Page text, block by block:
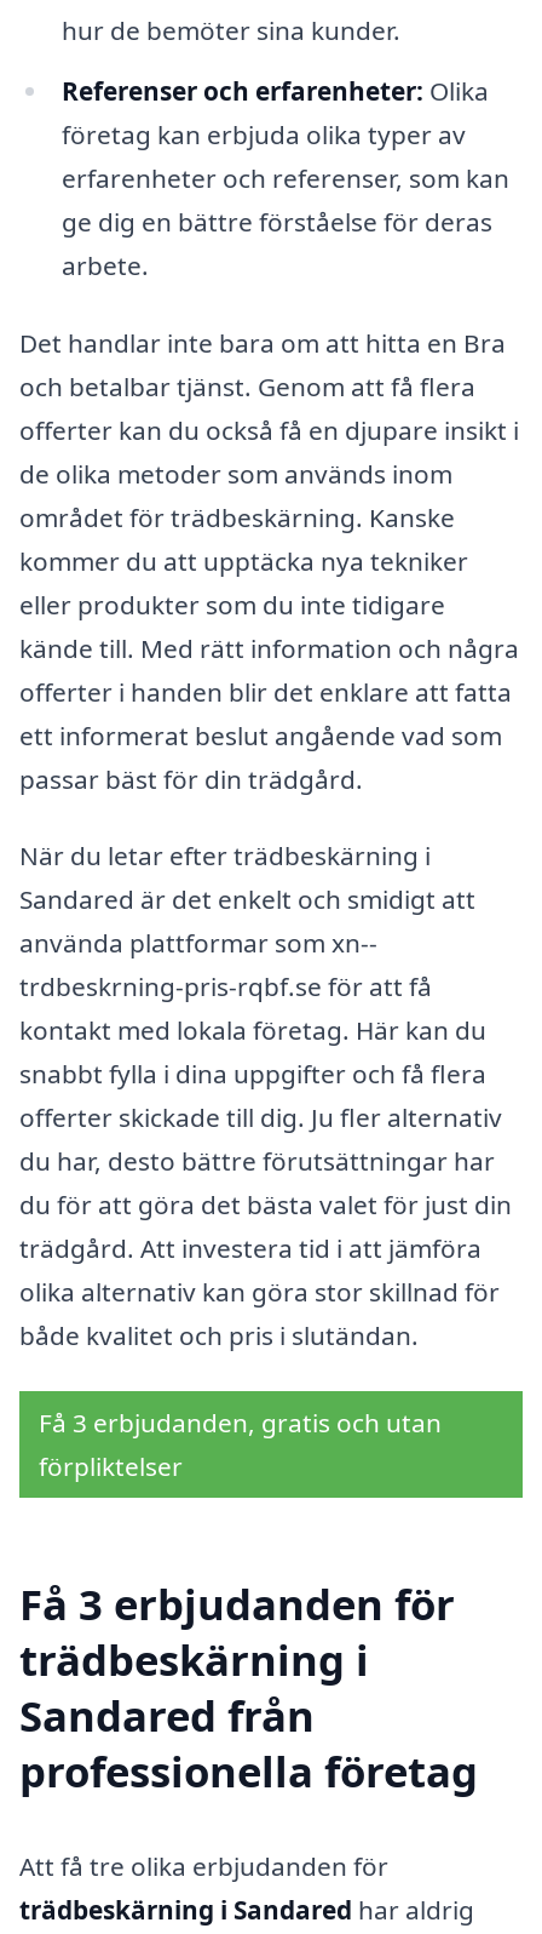
hur de bemöter sina kunder.
Referenser och erfarenheter: Olika
företag kan erbjuda olika typer av
erfarenheter och referenser, som kan
ge dig en bättre förståelse för deras
arbete.
Det handlar inte bara om att hitta en Bra
och betalbar tjänst. Genom att få flera
offerter kan du också få en djupare insikt i
de olika metoder som används inom
området för trädbeskärning. Kanske
kommer du att upptäcka nya tekniker
eller produkter som du inte tidigare
kände till. Med rätt information och några
offerter i handen blir det enklare att fatta
ett informerat beslut angående vad som
passar bäst för din trädgård.
När du letar efter trädbeskärning i
Sandared är det enkelt och smidigt att
använda plattformar som xn--
trdbeskrning-pris-rqbf.se för att få
kontakt med lokala företag. Här kan du
snabbt fylla i dina uppgifter och få flera
offerter skickade till dig. Ju fler alternativ
du har, desto bättre förutsättningar har
du för att göra det bästa valet för just din
trädgård. Att investera tid i att jämföra
olika alternativ kan göra stor skillnad för
både kvalitet och pris i slutändan.
Få 3 erbjudanden, gratis och utan
förpliktelser
Få 3 erbjudanden för
trädbeskärning i
Sandared från
professionella företag
Att få tre olika erbjudanden för
trädbeskärning i Sandared har aldrig